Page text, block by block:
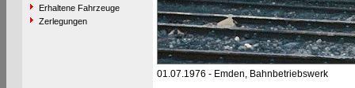
Erhaltene Fahrzeuge
Zerlegungen
01.07.1976 - Emden, Bahnbetriebswerk